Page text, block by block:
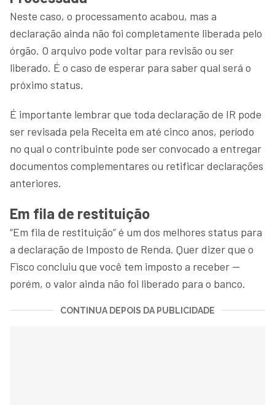
Neste caso, o processamento acabou, mas a
declaração ainda não foi completamente liberada pelo
órgão. O arquivo pode voltar para revisão ou ser
liberado. É o caso de esperar para saber qual será o
próximo status.
É importante lembrar que toda declaração de IR pode
ser revisada pela Receita em até cinco anos, período
no qual o contribuinte pode ser convocado a entregar
documentos complementares ou retificar declarações
anteriores.
Em fila de restituição
“Em fila de restituição” é um dos melhores status para
a declaração de Imposto de Renda. Quer dizer que o
Fisco concluiu que você tem imposto a receber —
porém, o valor ainda não foi liberado para o banco.
CONTINUA DEPOIS DA PUBLICIDADE